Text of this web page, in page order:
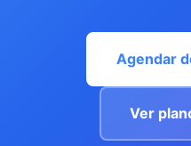
Agendar
Ver